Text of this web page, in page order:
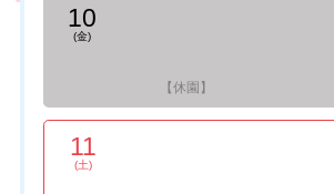
10
(金)
【休園】
11
(土)